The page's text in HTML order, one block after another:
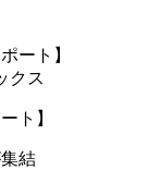
クス
ト】
結